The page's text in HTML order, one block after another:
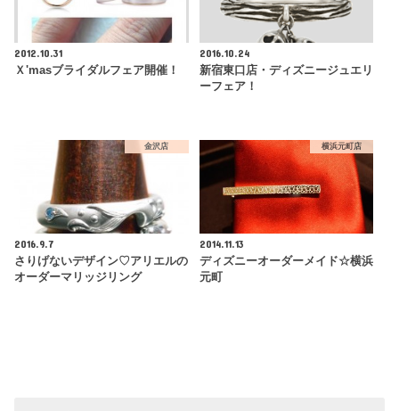
2012.10.31
Ｘ'masブライダルフェア開催！
2016.10.24
新宿東口店・ディズニージュエリ
ーフェア！
金沢店
2016.9.7
さりげないデザイン♡アリエルの
オーダーマリッジリング
横浜元町店
2014.11.13
ディズニーオーダーメイド☆横浜
元町